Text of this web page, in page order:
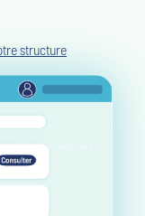
structure